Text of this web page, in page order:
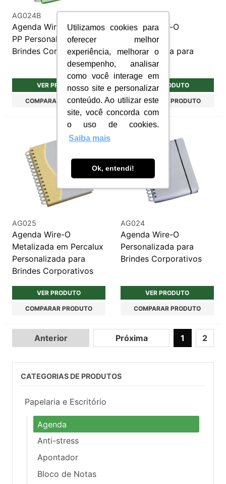
Utilizamos cookies para
oferecer melhor
experiência, melhorar o
desempenho, analisar
como você interage em
nosso site e personalizar
conteúdo. Ao utilizar este
site, você concorda com
o uso de cookies.
Saiba mais
Ok, entendi!
AG024B
Agenda Wire-O Plástico
PP Personalizada para
Brindes Corporativos
VER PRODUTO
COMPARAR PRODUTO
Agenda Wire-O
Metalizada
Personalizada para
Empresas
VER PRODUTO
COMPARAR PRODUTO
AG025
Agenda Wire-O
Metalizada em Percalux
Personalizada para
Brindes Corporativos
VER PRODUTO
COMPARAR PRODUTO
AG024
Agenda Wire-O
Personalizada para
Brindes Corporativos
VER PRODUTO
COMPARAR PRODUTO
Anterior Próxima 1 2
CATEGORIAS DE PRODUTOS
Papelaria e Escritório
Agenda
Anti-stress
Apontador
Bloco de Notas